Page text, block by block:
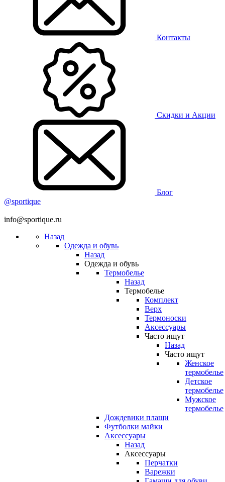
Контакты
Скидки и Акции
Блог
@sportique
info@sportique.ru
Назад
Одежда и обувь
Назад
Одежда и обувь
Термобелье
Назад
Термобелье
Комплект
Верх
Термоноски
Аксессуары
Часто ищут
Назад
Часто ищут
Женское
термобелье
Детское
термобелье
Мужское
термобелье
Дождевики плащи
Футболки майки
Аксессуары
Назад
Аксессуары
Перчатки
Варежки